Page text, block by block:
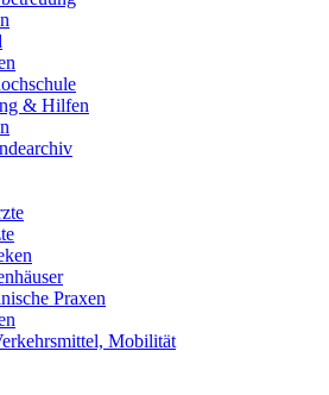
& Hilfen
Praxen
Mobilität